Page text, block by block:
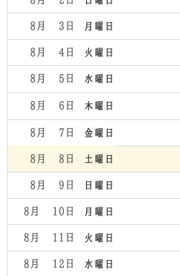
月曜日
8月 3
火曜日
8月 4
水曜日
8月 5
木曜日
8月 6
金曜日
8月 7
土曜日
8月 8
日曜日
8月 9
月曜日
8月 10
火曜日
8月 11
水曜日
8月 12